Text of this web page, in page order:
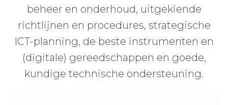
beheer en onderhoud, uitgekiende
richtlijnen en procedures, strategische
ICT-planning, de beste instrumenten en
(digitale) gereedschappen en goede,
kundige technische ondersteuning.